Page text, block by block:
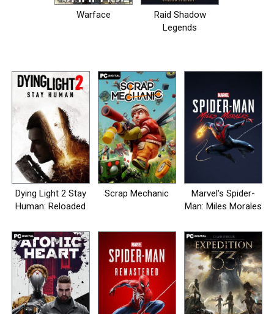
Warface
Raid Shadow
Legends
Dying Light 2 Stay
Human: Reloaded
Scrap Mechanic
Marvel's Spider-
Man: Miles Morales